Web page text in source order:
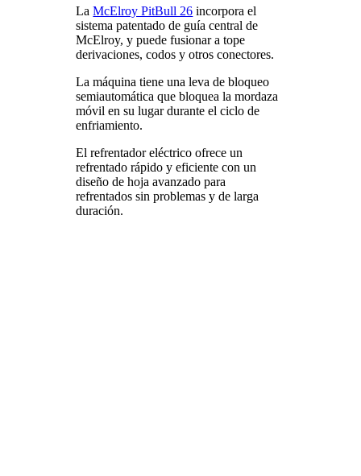
LaMcElroy PitBull 26 incorpora el
sistema patentado de guía central de
McElroy, y puede fusionar a tope
derivaciones, codos y otros conectores.
La máquina tiene una leva de bloqueo
semiautomática que bloquea la mordaza
móvil en su lugar durante el ciclo de
enfriamiento.
El refrentador eléctrico ofrece un
refrentado rápido y eficiente con un
diseño de hoja avanzado para
refrentados sin problemas y de larga
duración.